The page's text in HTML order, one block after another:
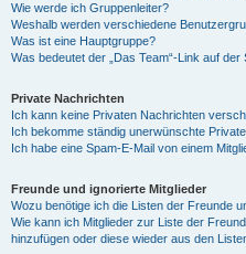
Wie werde ich Gruppenleiter?
Weshalb werden verschiedene
Was ist eine Hauptgruppe?
Was bedeutet der „Das Team“-Link auf der
Private Nachrichten
Ich kann keine Privaten Nachrichten
Ich bekomme ständig unerwünschte
Ich habe eine Spam-E-Mail von einem
Freunde und ignorierte Mitglieder
Wozu benötige ich die Listen der Freunde
Wie kann ich Mitglieder zur Liste der
hinzufügen oder diese wieder aus den